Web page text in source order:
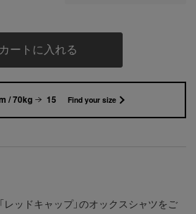
カートに入れる
/ 70kg 15 Find your size
レッドキャップ」のオックスシャツをご